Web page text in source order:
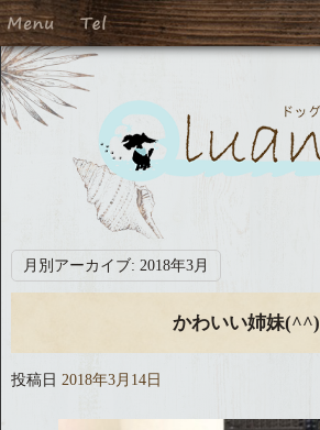
月別アーカイブ: 2018年3月
かわいい姉妹(^^)
投稿日 2018年3月14日